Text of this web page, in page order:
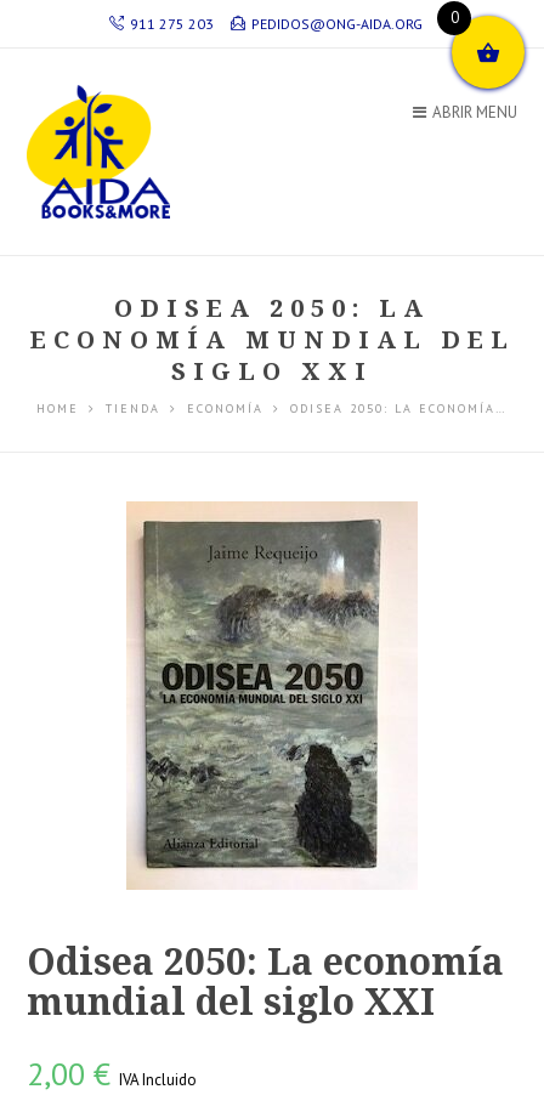
911 275 203 PEDIDOS@ONG-AIDA.ORG
ABRIR MENU
ODISEA 2050: LA
ECONOMÍA MUNDIAL DEL
SIGLO XXI
HOME TIENDA ECONOMÍA ODISEA 2050: LA ECONOMÍA…
Odisea 2050: La economía
mundial del siglo XXI
2,00€ IVA Incluido
0